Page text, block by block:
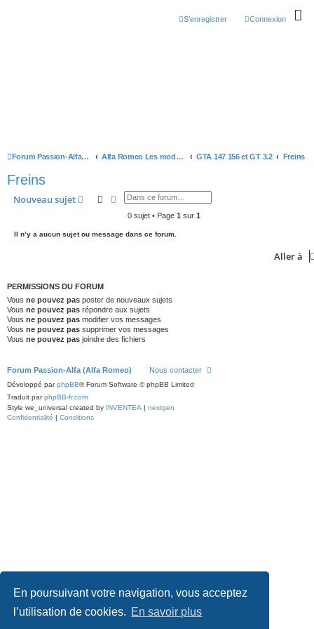
En poursuivant votre navigation, vous acceptez
l’utilisation de cookies. En savoir plus
Connexion
S’enregistrer
Forum Passion-Alfa (Alfa Romeo) Alfa Romeo Les modèles GTA 147 156 et GT 3.2 Freins
Freins
Nouveau sujet Rechercher
Recherche avancée
0 sujet • Page 1 sur 1
Il n’y a aucun sujet ou message dans ce forum.
Aller à
PERMISSIONS DU FORUM
Vous ne pouvez pas poster de nouveaux sujets
Vous ne pouvez pas répondre aux sujets
Vous ne pouvez pas modifier vos messages
Vous ne pouvez pas supprimer vos messages
Vous ne pouvez pas joindre des fichiers
Forum Passion-Alfa (Alfa Romeo) Nous contacter
Développé parphpBB® Forum Software © phpBB Limited
Traduit parphpBB-fr.com
Style we_universal created by INVENTEA | nextgen
Confidentialité | Conditions